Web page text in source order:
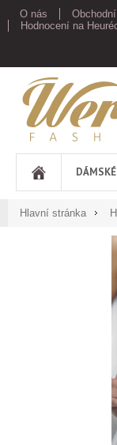
O nás
Hodnocení na
Werso
Hlavní stránka